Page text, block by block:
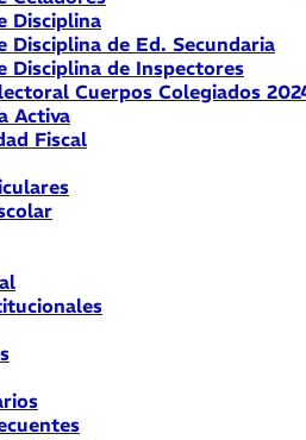
Disciplina
Disciplina de Ed. Secundaria
Disciplina de Inspectores
Cuerpos Colegiados
Activa
Fiscal